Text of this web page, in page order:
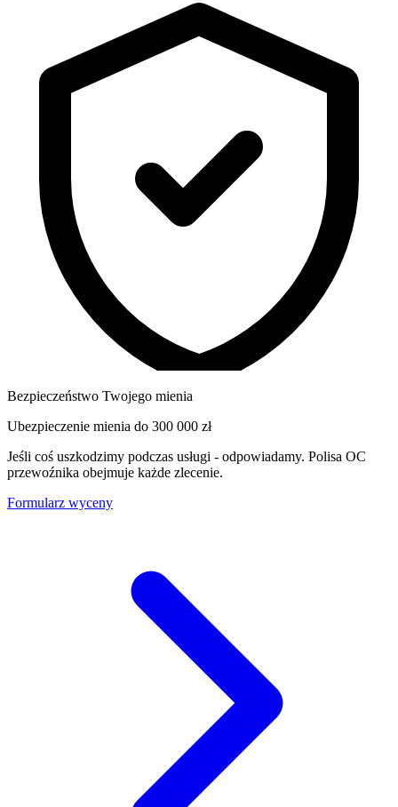
Bezpieczeństwo Twojego mienia
Ubezpieczenie mienia do 300 000 zł
Jeśli coś uszkodzimy podczas usługi - odpowiadamy. Polisa OC
przewoźnika obejmuje każde zlecenie.
Formularz wyceny